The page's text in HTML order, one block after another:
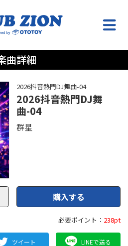
曲詳細
2026抖音熱門DJ舞曲-04
2026抖音熱門DJ舞
曲-04
群星
購入する
必要ポイント： 238pt
ツイート LINEで送る